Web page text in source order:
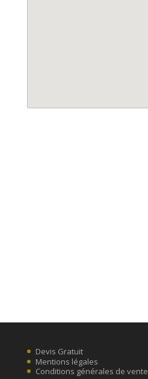
Devis Gratuit
Mentions légales
Conditions générales de vente